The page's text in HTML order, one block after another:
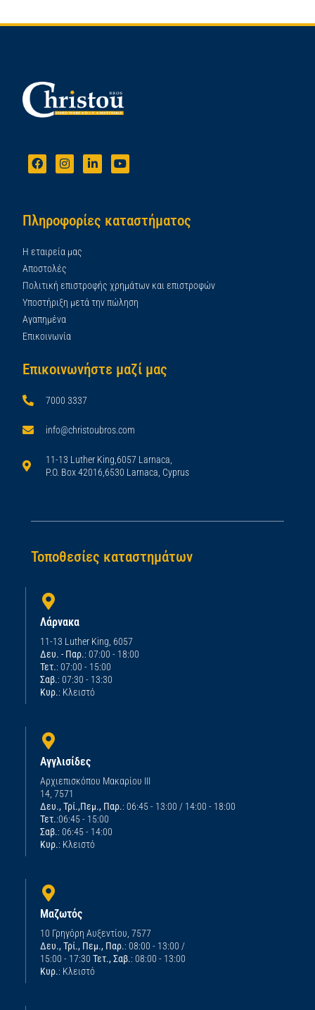
Πληροφορίες καταστήματος
Η εταιρεία μας
Αποστολές
Πολιτική επιστροφής χρημάτων και επιστροφών
Υποστήριξη μετά την πώληση
Αγαπημένα
Επικοινωνία
Επικοινωνήστε μαζί μας
7000 3337
info@christoubros.com
11-13 Luther King,6057 Larnaca,
P.O. Box 42016,6530 Larnaca, Cyprus
Τοποθεσίες καταστημάτων
Λάρνακα
11-13 Luther King, 6057
Δευ. - Παρ.: 07:00 - 18:00
Τετ.: 07:00 - 15:00
Σαβ.: 07:30 - 13:30
Κυρ.: Κλειστό
Αγγλισίδες
Αρχιεπισκόπου Μακαρίου ΙΙΙ
14, 7571
Δευ., Τρί.,Πεμ., Παρ.: 06:45 - 13:00 / 14:00 - 18:00
Τετ.:06:45 - 15:00
Σαβ.: 06:45 - 14:00
Κυρ.: Κλειστό
Μαζωτός
10 Γρηγόρη Αυξεντίου, 7577
Δευ., Τρί., Πεμ., Παρ.: 08:00 - 13:00 /
15:00 - 17:30 Τετ., Σαβ.: 08:00 - 13:00
Κυρ.: Κλειστό